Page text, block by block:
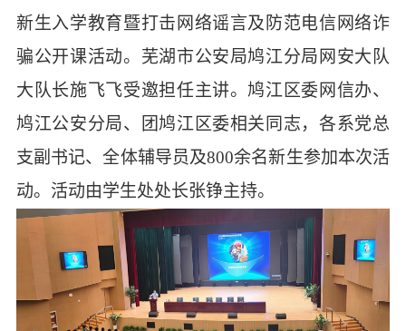
新生入学教育暨打击网络谣言及防范电信网络诈
骗公开课活动。芜湖市公安局鸠江分局网安大队
大队长施飞飞受邀担任主讲。鸠江区委网信办、
鸠江公安分局、团鸠江区委相关同志，各系党总
支副书记、全体辅导员及800余名新生参加本次活
动。活动由学生处处长张铮主持。